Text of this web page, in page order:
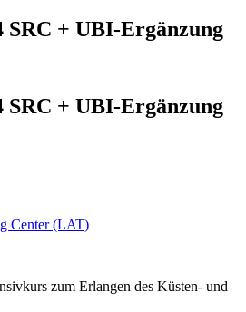
SRC + UBI-Ergänzung
SRC + UBI-Ergänzung
Center (LAT)
zum Erlangen des Küsten- und